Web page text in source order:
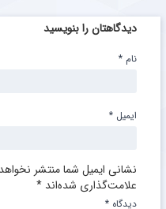
دیدگاهتان را بنویسید
نشانی ایمیل شما منتشر
علامت‌گذاری شده‌اند *
دیدگاه *
نام *
ایمیل *